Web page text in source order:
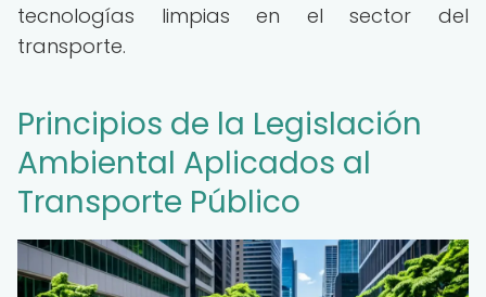
tecnologías limpias en el sector del
transporte.
Principios de la Legislación
Ambiental Aplicados al
Transporte Público